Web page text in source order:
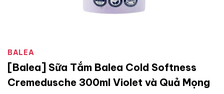
BALEA
[Balea] Sữa Tắm Balea Cold Softness
Cremedusche 300ml Violet và Quả Mọng